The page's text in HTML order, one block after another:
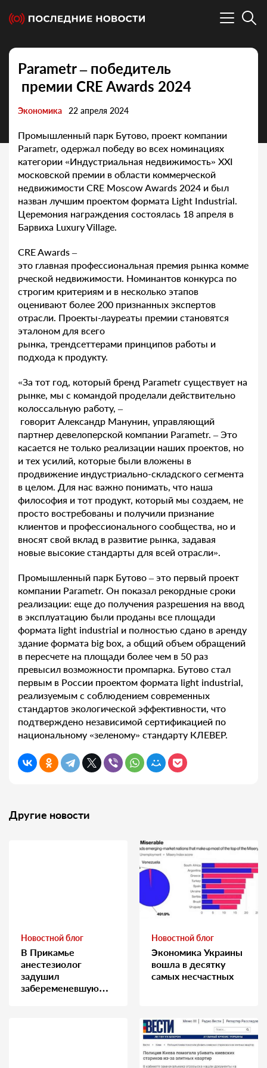
Parametr – победитель
премии CRE Awards 2024
Экономика 22 апреля 2024
Промышленный парк Бутово, проект компании
Parametr, одержал победу во всех номинациях
категории «Индустриальная недвижимость» XXI
московской премии в области коммерческой
недвижимости CRE Moscow Awards 2024 и был
назван лучшим проектом формата Light Industrial.
Церемония награждения состоялась 18 апреля в
Барвиха Luxury Village.
CRE Awards –
это главная профессиональная премия рынка комме
рческой недвижимости. Номинантов конкурса по
строгим критериям и в несколько этапов
оценивают более 200 признанных экспертов
отрасли. Проекты-лауреаты премии становятся
эталоном для всего
рынка, трендсеттерами принципов работы и
подхода к продукту.
«За тот год, который бренд Parametr существует на
рынке, мы с командой проделали действительно
колоссальную работу, –
говорит Александр Манунин, управляющий
партнер девелоперской компании Parametr. – Это
касается не только реализации наших проектов, но
и тех усилий, которые были вложены в
продвижение индустриально-складского сегмента
в целом. Для нас важно понимать, что наша
философия и тот продукт, который мы создаем, не
просто востребованы и получили признание
клиентов и профессионального сообщества, но и
вносят свой вклад в развитие рынка, задавая
новые высокие стандарты для всей отрасли».
Промышленный парк Бутово – это первый проект
компании Parametr. Он показал рекордные сроки
реализации: еще до получения разрешения на ввод
в эксплуатацию были проданы все площади
формата light industrial и полностью сдано в аренду
здание формата big box, а общий объем обращений
в пересчете на площади более чем в 50 раз
превысил возможности промпарка. Бутово стал
первым в России проектом формата light industrial,
реализуемым с соблюдением современных
стандартов экологической эффективности, что
подтверждено независимой сертификацией по
национальному «зеленому» стандарту КЛЕВЕР.
Другие новости
Новостной блог
В Прикамье
анестезиолог
задушил
забеременевшую
Новостной блог
Экономика Украины
вошла в десятку
самых несчастных